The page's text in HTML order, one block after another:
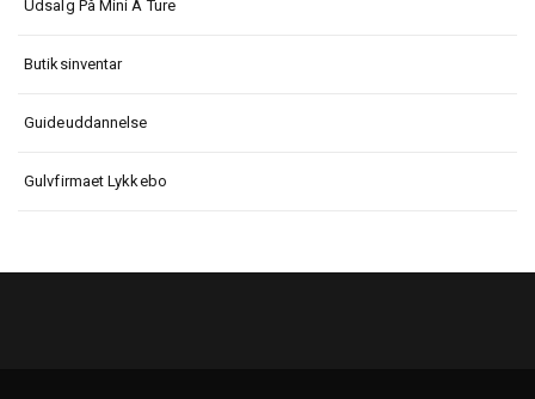
Udsalg På Mini A Ture
Butiksinventar
Guideuddannelse
Gulvfirmaet Lykkebo